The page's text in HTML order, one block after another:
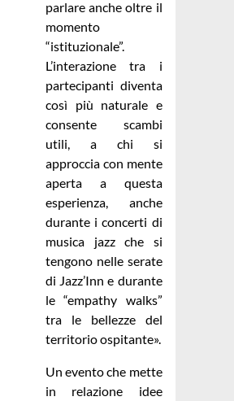
parlare anche oltre il
momento
“istituzionale”.
L’interazione tra i
partecipanti diventa
così più naturale e
consente scambi
utili, a chi si
approccia con mente
aperta a questa
esperienza, anche
durante i concerti di
musica jazz che si
tengono nelle serate
di Jazz’Inn e durante
le “empathy walks”
tra le bellezze del
territorio ospitante».
Un evento che mette
in relazione idee